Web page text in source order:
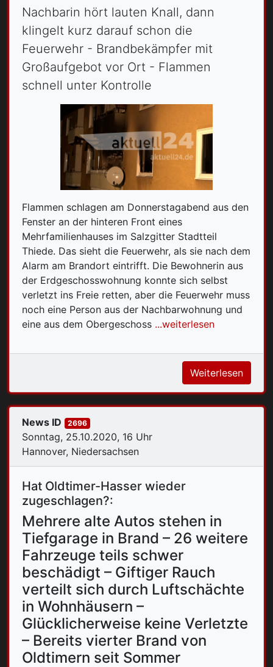
Nachbarin hört lauten Knall, dann
klingelt kurz darauf schon die
Feuerwehr - Brandbekämpfer mit
Großaufgebot vor Ort - Flammen
schnell unter Kontrolle
Flammen schlagen am Donnerstagabend aus den
Fenster an der hinteren Front eines
Mehrfamilienhauses im Salzgitter Stadtteil
Thiede. Das sieht die Feuerwehr, als sie nach dem
Alarm am Brandort eintrifft. Die Bewohnerin aus
der Erdgeschosswohnung konnte sich selbst
verletzt ins Freie retten, aber die Feuerwehr muss
noch eine Person aus der Nachbarwohnung und
eine aus dem Obergeschoss ...weiterlesen
Weiterlesen
Sonntag, 25.10.2020, 16 Uhr
Hannover, Niedersachsen
News ID 2696
Hat Oldtimer-Hasser wieder
zugeschlagen?:
Mehrere alte Autos stehen in
Tiefgarage in Brand – 26 weitere
Fahrzeuge teils schwer
beschädigt – Giftiger Rauch
verteilt sich durch Luftschächte
in Wohnhäusern –
Glücklicherweise keine Verletzte
– Bereits vierter Brand von
Oldtimern seit Sommer